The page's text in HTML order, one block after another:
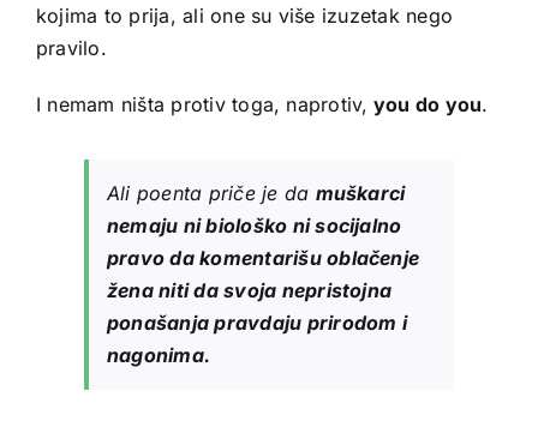
kojima to prija, ali one su više izuzetak nego
pravilo.
I nemam ništa protiv toga, naprotiv, you do you.
Ali poenta priče je da muškarci
nemaju ni biološko ni socijalno
pravo da komentarišu oblačenje
žena niti da svoja nepristojna
ponašanja pravdaju prirodom i
nagonima.